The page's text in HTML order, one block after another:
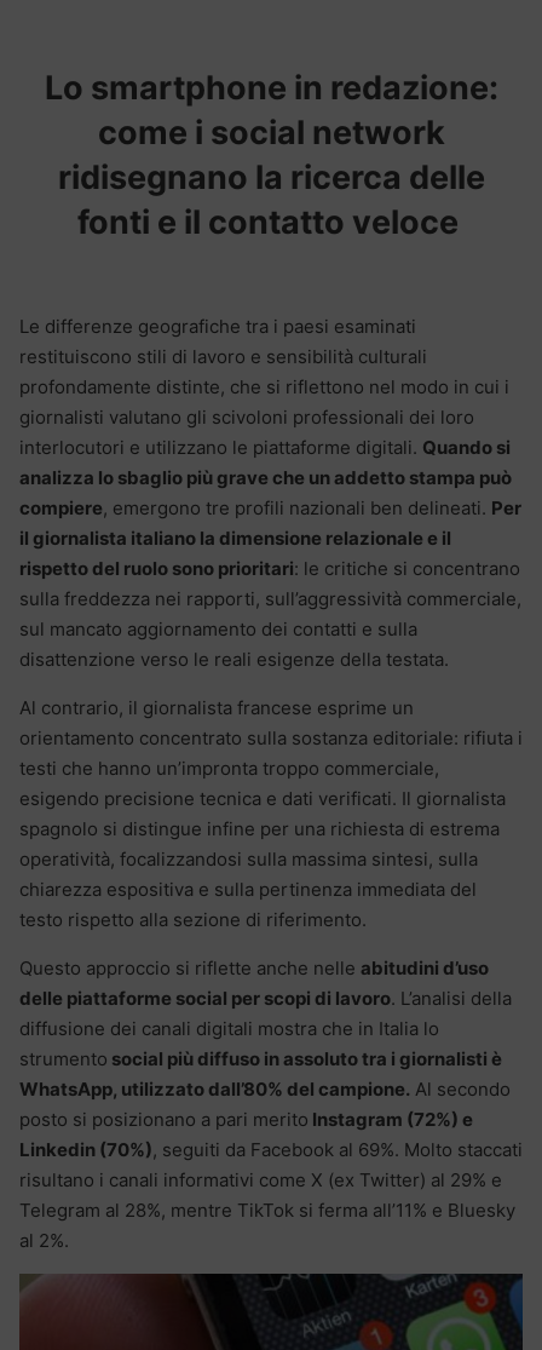
Lo smartphone in redazione:
come i social network
ridisegnano la ricerca delle
fonti e il contatto veloce
Le differenze geografiche tra i paesi esaminati
restituiscono stili di lavoro e sensibilità culturali
profondamente distinte, che si riflettono nel modo in cui i
giornalisti valutano gli scivoloni professionali dei loro
interlocutori e utilizzano le piattaforme digitali. Quando si
analizza lo sbaglio più grave che un addetto stampa può
compiere, emergono tre profili nazionali ben delineati. Per
il giornalista italiano la dimensione relazionale e il
rispetto del ruolo sono prioritari: le critiche si concentrano
sulla freddezza nei rapporti, sull’aggressività commerciale,
sul mancato aggiornamento dei contatti e sulla
disattenzione verso le reali esigenze della testata.
Al contrario, il giornalista francese esprime un
orientamento concentrato sulla sostanza editoriale: rifiuta i
testi che hanno un’impronta troppo commerciale,
esigendo precisione tecnica e dati verificati. Il giornalista
spagnolo si distingue infine per una richiesta di estrema
operatività, focalizzandosi sulla massima sintesi, sulla
chiarezza espositiva e sulla pertinenza immediata del
testo rispetto alla sezione di riferimento.
Questo approccio si riflette anche nelle abitudini d’uso
delle piattaforme social per scopi di lavoro. L’analisi della
diffusione dei canali digitali mostra che in Italia lo
strumento social più diffuso in assoluto tra i giornalisti è
WhatsApp, utilizzato dall’80% del campione. Al secondo
posto si posizionano a pari merito Instagram (72%) e
Linkedin (70%), seguiti da Facebook al 69%. Molto staccati
risultano i canali informativi come X (ex Twitter) al 29% e
Telegram al 28%, mentre TikTok si ferma all’11% e Bluesky
al 2%.